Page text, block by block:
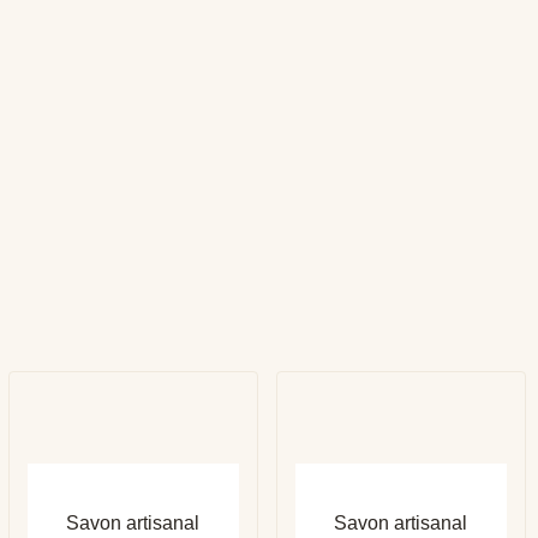
Savon artisanal
Savon artisanal